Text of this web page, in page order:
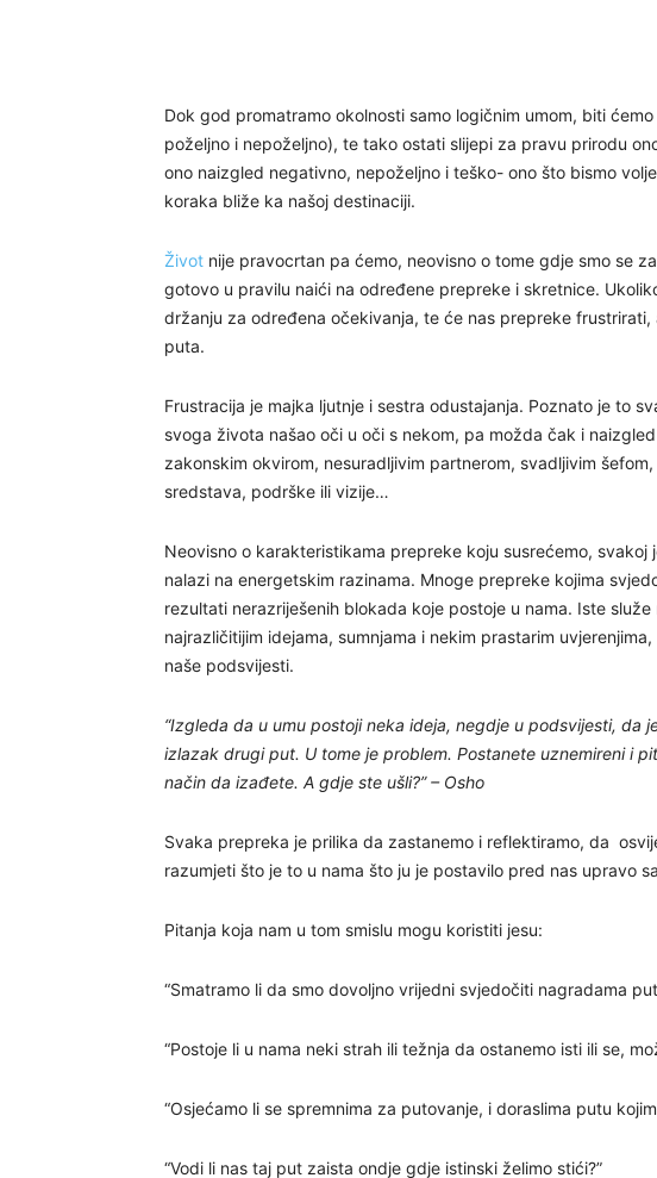
Dok god promatramo okolnosti samo logičnim umom, biti
poželjno i nepoželjno), te tako ostati slijepi za pravu prirodu
ono naizgled negativno, nepoželjno i teško- ono što bismo
koraka bliže ka našoj destinaciji.
Život nije pravocrtan pa ćemo, neovisno o tome gdje smo se
gotovo u pravilu naići na određene prepreke i skretnice.
držanju za određena očekivanja, te će nas prepreke
puta.
Frustracija je majka ljutnje i sestra odustajanja. Poznato je to
svoga života našao oči u oči s nekom, pa možda čak i
zakonskim okvirom, nesuradljivim partnerom, svadljivim
sredstava, podrške ili vizije…
Neovisno o karakteristikama prepreke koju susrećemo,
nalazi na energetskim razinama. Mnoge prepreke kojima
rezultati nerazriješenih blokada koje postoje u nama. Iste
najrazličitijim idejama, sumnjama i nekim prastarim
naše podsvijesti.
“Izgleda da u umu postoji neka ideja, negdje u podsvijesti, da
izlazak drugi put. U tome je problem. Postanete uznemireni i
način da izađete. A gdje ste ušli?” – Osho
Svaka prepreka je prilika da zastanemo i reflektiramo, da
razumjeti što je to u nama što ju je postavilo pred nas upravo
Pitanja koja nam u tom smislu mogu koristiti jesu:
“Smatramo li da smo dovoljno vrijedni svjedočiti nagradama
“Postoje li u nama neki strah ili težnja da ostanemo isti ili se,
“Osjećamo li se spremnima za putovanje, i doraslima putu
“Vodi li nas taj put zaista ondje gdje istinski želimo stići?”